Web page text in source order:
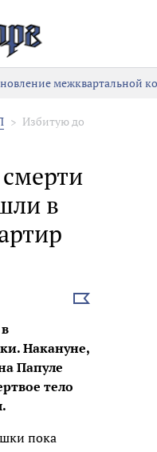
межквартальной
Избитую до
в
Выбрать
Накануне,
Папуле
тело
пока